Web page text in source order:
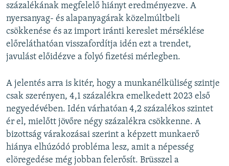
százalékának megfelelő hiányt eredményezve. A
nyersanyag- és alapanyagárak közelmúltbeli
csökkenése és az import iránti kereslet mérséklése
előreláthatóan visszafordítja idén ezt a trendet,
javulást előidézve a folyó fizetési mérlegben.
A jelentés arra is kitér, hogy a munkanélküliség szintje
csak szerényen, 4,1 százalékra emelkedett 2023 első
negyedévében. Idén várhatóan 4,2 százalékos szintet
ér el, mielőtt jövőre négy százalékra csökkenne. A
bizottság várakozásai szerint a képzett munkaerő
hiánya elhúzódó probléma lesz, amit a népesség
elöregedése még jobban felerősít. Brüsszel a